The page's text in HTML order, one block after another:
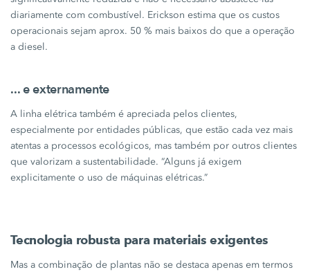
diariamente com combustível. Erickson estima que os custos
operacionais sejam aprox. 50 % mais baixos do que a operação
a diesel.
... e externamente
A linha elétrica também é apreciada pelos clientes,
especialmente por entidades públicas, que estão cada vez mais
atentas a processos ecológicos, mas também por outros clientes
que valorizam a sustentabilidade. “Alguns já exigem
explicitamente o uso de máquinas elétricas.”
Tecnologia robusta para materiais exigentes
Mas a combinação de plantas não se destaca apenas em termos